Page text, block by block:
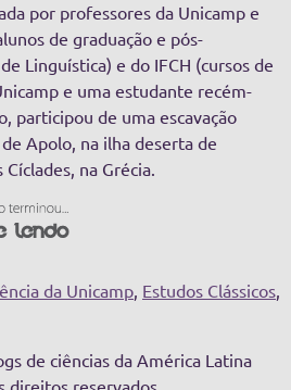
por professores da Unicamp e
de graduação e pós-
Linguística) e do IFCH (cursos de
e uma estudante recém-
participou de uma escavação
Apolo, na ilha deserta de
na Grécia.
da Unicamp, Estudos Clássicos,
de ciências da América Latina
direitos reservados